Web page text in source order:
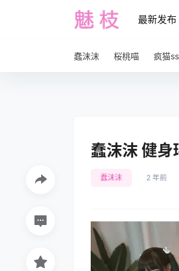
最新发布
蠢沫沫 桜桃喵 疯猫ss
蠢沫沫 健
蠢沫沫 2 年前